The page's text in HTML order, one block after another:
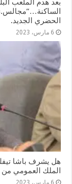
بعد هدم الملعب
الحضري الجديد.
6 مارس، 2023
هل يشرف باشا
الملك العمومي من
6 مارس، 2023